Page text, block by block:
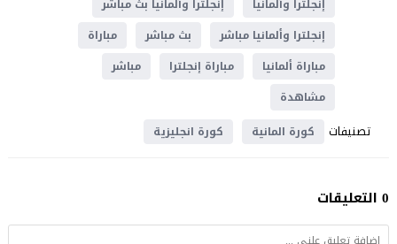
إنجلترا وألمانيا
إنجلترا وألمانيا بث مباشر
إنجلترا وألمانيا مباشر
بث مباشر
مباراة
مباراة ألمانيا
مباراة إنجلترا
مباشر
مشاهدة
تصنيفات كورة المانية كورة انجليزية
0 التعليقات